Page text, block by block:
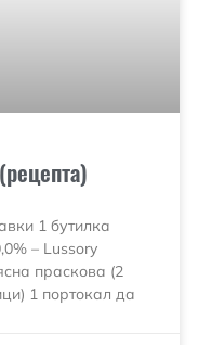
1 бутилка
– Lussory
праскова (2
1 портокал да